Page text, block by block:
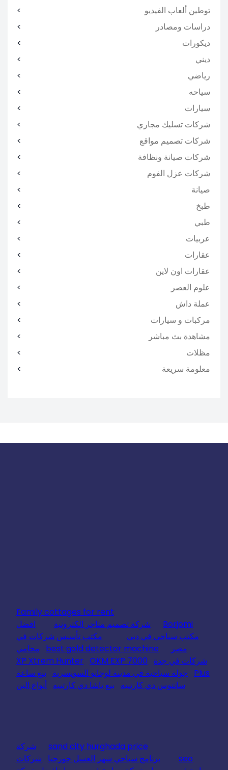
توطين ألعاب الفيديو
دراسات ومصادر
ديكورات
ديني
رياضي
سياحه
سيارات
شركات تسليك مجاري
شركات تصميم مواقع
شركات صيانة ونظافة
شركات عزل الفوم
صيانة
طبخ
طبي
عربيات
عقارات
عقارات اون لاين
علوم العصر
عملة داش
مركبات و سيارات
مشاهدة بث مباشر
مظلات
معلومة سريعة
Family cottages for rent
Borjomi
شركة تصميم متاجر الكترونية
افضل
مكتب سياحي في دبي
مكتب تأسيس شركات في
مصر
best gold detector machine
محامي
شركات في جدة
XP Xtrem Hunter OKM EXP 7000
Plus
جولة سياحية في مدينة لوجانو السويسرية
بيع ساعة
سانتوس دي كارتييه
بيع باشا دي كارتييه أنواع البن
sand city hurghada price
شركة
seo
برنامج سياحي شهر العسل جورجيا
شركات